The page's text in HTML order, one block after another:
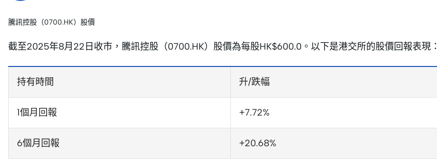
騰訊控股（0700.HK）股價
截至2025年8月22日收市，騰訊控股（0700.HK）股價為每股HK$600.0。以下是港交所的股價回報表現：
持有時間 升/跌幅
1個月回報 +7.72%
6個月回報 +20.68%